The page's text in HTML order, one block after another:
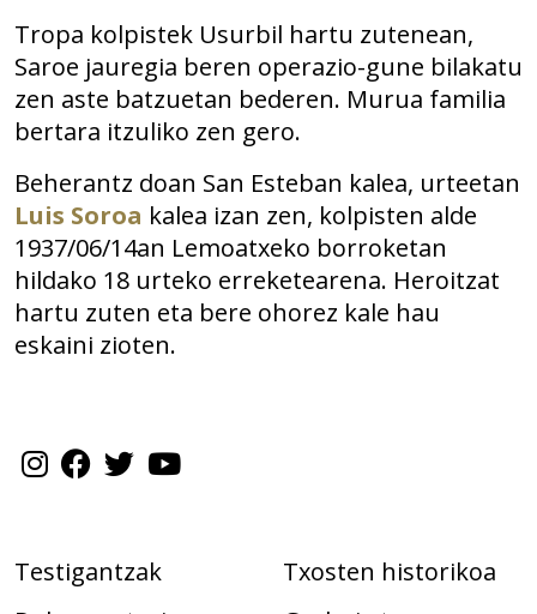
Tropa kolpistek Usurbil hartu zutenean,
Saroe jauregia beren operazio-gune bilakatu
zen aste batzuetan bederen. Murua familia
bertara itzuliko zen gero.
Beherantz doan San Esteban kalea, urteetan
Luis Soroa kalea izan zen, kolpisten alde
1937/06/14an Lemoatxeko borroketan
hildako 18 urteko erreketearena. Heroitzat
hartu zuten eta bere ohorez kale hau
eskaini zioten.
Testigantzak
Txosten historikoa